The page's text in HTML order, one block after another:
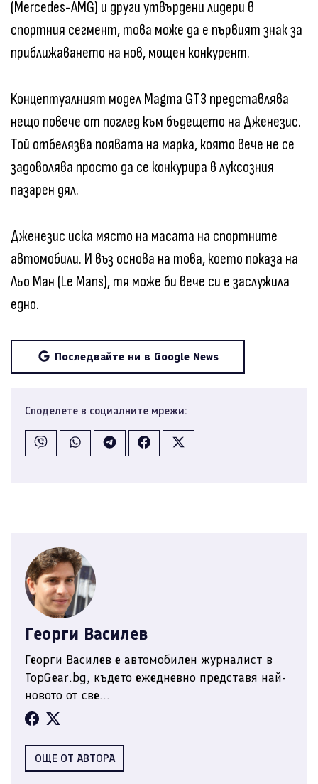
(Mercedes-AMG) и други утвърдени лидери в
спортния сегмент, това може да е първият знак за
приближаването на нов, мощен конкурент.
Концептуалният модел Magma GT3 представлява
нещо повече от поглед към бъдещето на Дженезис.
Той отбелязва появата на марка, която вече не се
задоволява просто да се конкурира в луксозния
пазарен дял.
Дженезис иска място на масата на спортните
автомобили. И въз основа на това, което показа на
Льо Ман (Le Mans), тя може би вече си е заслужила
едно.
Последвайте ни в Google News
Споделете в социалните мрежи:
Георги Василев
Георги Василев е автомобилен журналист в
TopGear.bg, където ежедневно представя най-
новото от све...
ОЩЕ ОТ АВТОРА